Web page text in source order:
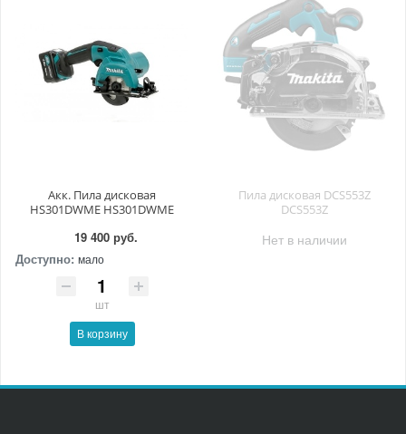
Акк. Пила дисковая
HS301DWME HS301DWME
19 400 руб.
Доступно: мало
шт
В корзину
Пила дисковая DCS553Z
DCS553Z
Нет в наличии